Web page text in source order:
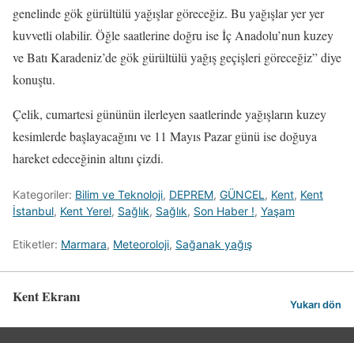
genelinde gök gürültülü yağışlar göreceğiz. Bu yağışlar yer yer
kuvvetli olabilir. Öğle saatlerine doğru ise İç Anadolu’nun kuzey
ve Batı Karadeniz’de gök gürültülü yağış geçişleri göreceğiz” diye
konuştu.
Çelik, cumartesi gününün ilerleyen saatlerinde yağışların kuzey
kesimlerde başlayacağını ve 11 Mayıs Pazar günü ise doğuya
hareket edeceğinin altını çizdi.
Kategoriler: Bilim ve Teknoloji, DEPREM, GÜNCEL , Kent, Kent
İstanbul, Kent Yerel, Sağlık, Sağlık, Son Haber !, Yaşam
Etiketler: Marmara, Meteoroloji, Sağanak yağış
Kent Ekranı Yukarı dön